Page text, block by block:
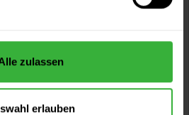
zulassen
erlauben
Acryl (44420)
Lack für Lackierungen und